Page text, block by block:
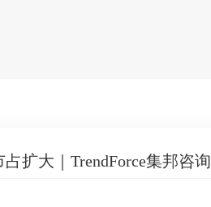
扩大｜TrendForce集邦咨询